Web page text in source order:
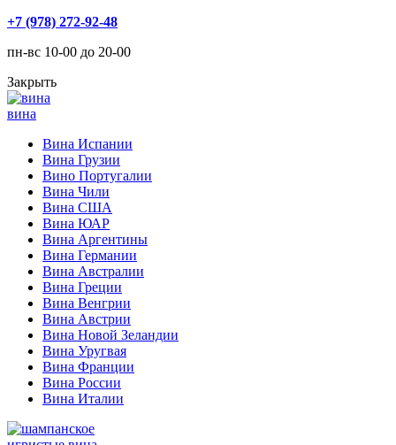
+7 (978) 272-92-48
пн-вс 10-00 до 20-00
Закрыть
вина
Вина Испании
Вина Грузии
Вино Португалии
Вина Чили
Вина США
Вина ЮАР
Вина Аргентины
Вина Германии
Вина Австралии
Вина Греции
Вина Венгрии
Вина Австрии
Вина Новой Зеландии
Вина Уругвая
Вина Франции
Вина России
Вина Италии